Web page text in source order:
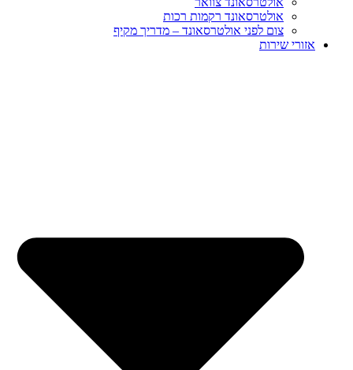
אולטרסאונד רקמות רכות
צום לפני אולטרסאונד – מדריך מקיף
אזורי שירות